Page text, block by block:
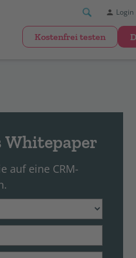
kostenfrei testen
Login
Whitepaper
auf eine CRM-